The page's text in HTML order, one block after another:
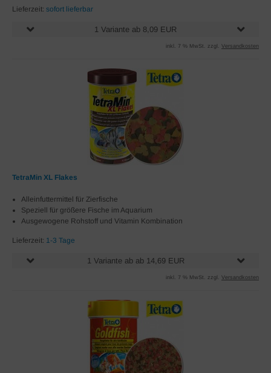
Lieferzeit: sofort lieferbar
1 Variante ab 8,09 EUR
inkl. 7 % MwSt. zzgl. Versandkosten
TetraMin XL Flakes
Alleinfuttermittel für Zierfische
Speziell für größere Fische im Aquarium
Ausgewogene Rohstoff und Vitamin Kombination
Lieferzeit: 1-3 Tage
1 Variante ab ab 14,69 EUR
inkl. 7 % MwSt. zzgl. Versandkosten